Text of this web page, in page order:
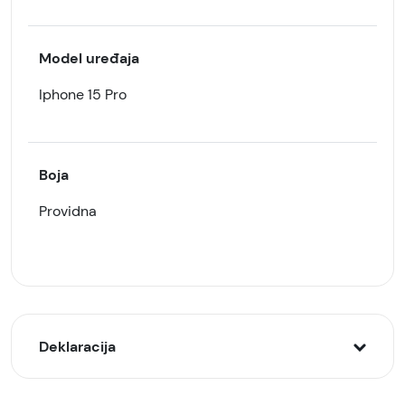
Model uređaja
Iphone 15 Pro
Boja
Providna
Deklaracija